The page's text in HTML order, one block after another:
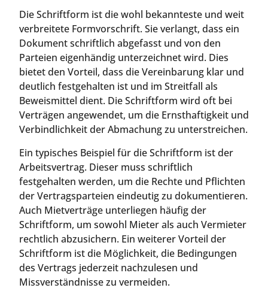
Die Schriftform ist die wohl bekannteste und weit
verbreitete Formvorschrift. Sie verlangt, dass ein
Dokument schriftlich abgefasst und von den
Parteien eigenhändig unterzeichnet wird. Dies
bietet den Vorteil, dass die Vereinbarung klar und
deutlich festgehalten ist und im Streitfall als
Beweismittel dient. Die Schriftform wird oft bei
Verträgen angewendet, um die Ernsthaftigkeit und
Verbindlichkeit der Abmachung zu unterstreichen.
Ein typisches Beispiel für die Schriftform ist der
Arbeitsvertrag. Dieser muss schriftlich
festgehalten werden, um die Rechte und Pflichten
der Vertragsparteien eindeutig zu dokumentieren.
Auch Mietverträge unterliegen häufig der
Schriftform, um sowohl Mieter als auch Vermieter
rechtlich abzusichern. Ein weiterer Vorteil der
Schriftform ist die Möglichkeit, die Bedingungen
des Vertrags jederzeit nachzulesen und
Missverständnisse zu vermeiden.